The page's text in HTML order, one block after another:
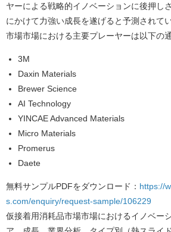
ヤーによる戦略的イノベーションに後押し
にかけて力強い成長を遂げると予測されて
市場市場における主要プレーヤーは以下の通
3M
Daxin Materials
Brewer Science
AI Technology
YINCAE Advanced Materials
Micro Materials
Promerus
Daete
無料サンプルPDFをダウンロード： https://
s.com/enquiry/request-sample/106229
仮接着用消耗品市場市場におけるイノベー